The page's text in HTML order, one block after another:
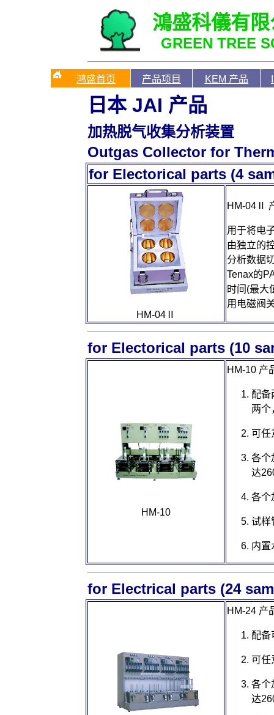
鴻盛科儀有
GREEN TREE
鸿盛首页 产品项目 KEM 产品
日本JAI 产品
加热脱气收集分析装置
Outgas Collector for
for Electorical parts (4
HM-04Ⅱ
HM-04Ⅱ
用于将电
由独立的
分析数据
Tenax的
时间 (最大
用电磁阀
for Electorical parts (10
HM-10
HM-10 产
配备
两个
可任
各个
达
各个
试样
内置
for Electrical parts (24
HM-24 产
配备
可任
各个
达